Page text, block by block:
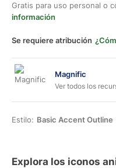
Gratis para uso personal o
información
Se requiere atribución
Magnific
Ver todos los
Estilo: Basic Accent Outline
Explora los iconos